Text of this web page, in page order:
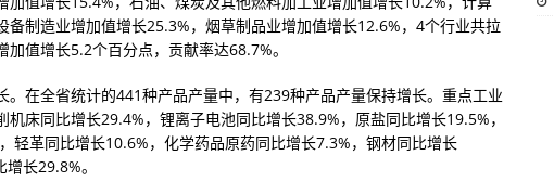
备制造业增加值增长25.3%，烟草制品业增加值增长12.6%，4个行业共拉
加值增长5.2个百分点，贡献率达68.7%。
。在全省统计的441种产品产量中，有239种产品产量保持增长。重点工业
机床同比增长29.4%，锂离子电池同比增长38.9%，原盐同比增长19.5%，
轻革同比增长10.6%，化学药品原药同比增长7.3%，钢材同比增长
长29.8%。